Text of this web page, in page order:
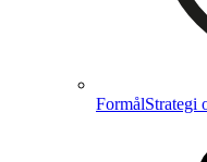
FormålStrategi